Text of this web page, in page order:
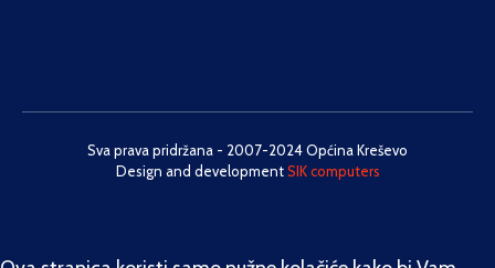
Sva prava pridržana - 2007-2024 Općina Kreševo
Design and developmentSIK computers